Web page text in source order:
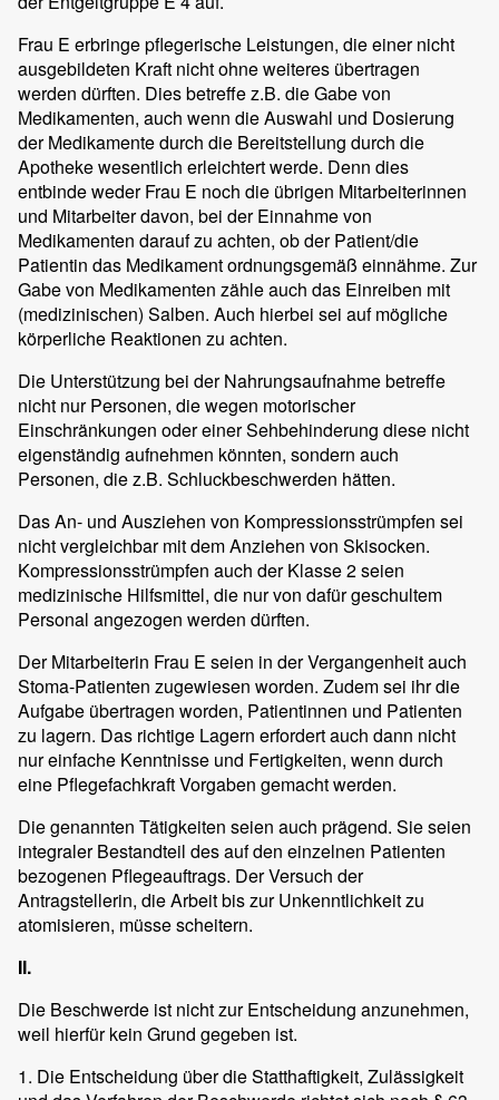
Frau E erbringe pflegerische Leistungen, die einer nicht
ausgebildeten Kraft nicht ohne weiteres übertragen
werden dürften. Dies betreffe z.B. die Gabe von
Medikamenten, auch wenn die Auswahl und Dosierung
der Medikamente durch die Bereitstellung durch die
Apotheke wesentlich erleichtert werde. Denn dies
entbinde weder Frau E noch die übrigen Mitarbeiterinnen
und Mitarbeiter davon, bei der Einnahme von
Medikamenten darauf zu achten, ob der Patient/die
Patientin das Medikament ordnungsgemäß einnähme. Zur
Gabe von Medikamenten zähle auch das Einreiben mit
(medizinischen) Salben. Auch hierbei sei auf mögliche
körperliche Reaktionen zu achten.
Die Unterstützung bei der Nahrungsaufnahme betreffe
nicht nur Personen, die wegen motorischer
Einschränkungen oder einer Sehbehinderung diese nicht
eigenständig aufnehmen könnten, sondern auch
Personen, die z.B. Schluckbeschwerden hätten.
Das An- und Ausziehen von Kompressionsstrümpfen sei
nicht vergleichbar mit dem Anziehen von Skisocken.
Kompressionsstrümpfen auch der Klasse 2 seien
medizinische Hilfsmittel, die nur von dafür geschultem
Personal angezogen werden dürften.
Der Mitarbeiterin Frau E seien in der Vergangenheit auch
Stoma-Patienten zugewiesen worden. Zudem sei ihr die
Aufgabe übertragen worden, Patientinnen und Patienten
zu lagern. Das richtige Lagern erfordert auch dann nicht
nur einfache Kenntnisse und Fertigkeiten, wenn durch
eine Pflegefachkraft Vorgaben gemacht werden.
Die genannten Tätigkeiten seien auch prägend. Sie seien
integraler Bestandteil des auf den einzelnen Patienten
bezogenen Pflegeauftrags. Der Versuch der
Antragstellerin, die Arbeit bis zur Unkenntlichkeit zu
atomisieren, müsse scheitern.
II.
Die Beschwerde ist nicht zur Entscheidung anzunehmen,
weil hierfür kein Grund gegeben ist.
1. Die Entscheidung über die Statthaftigkeit, Zulässigkeit